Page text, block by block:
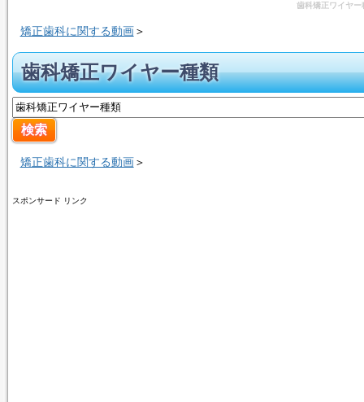
歯科矯正ワイヤー
矯正歯科に関する動画＞
歯科矯正ワイヤー種類
矯正歯科に関する動画＞
スポンサード リンク